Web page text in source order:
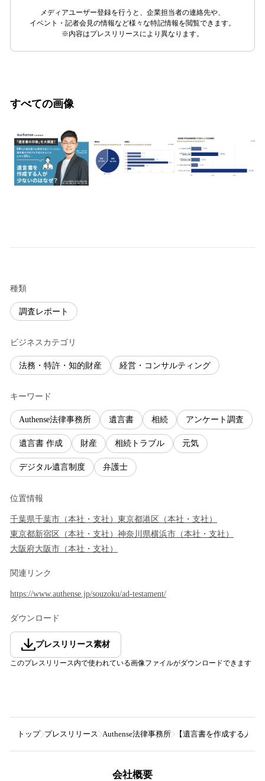
メディアユーザー登録を行うと、企業担当者の連絡先や、
イベント・記者会見の情報など様々な特記情報を閲覧できます。
※内容はプレスリリースにより異なります。
すべての画像
種類
調査レポート
ビジネスカテゴリ
法務・特許・知的財産 経営・コンサルティング
キーワード
Authense法律事務所 遺言書 相続 アンケート調査
遺言書 作成 財産 相続トラブル 元気
デジタル遺言制度 弁護士
位置情報
千葉県千葉市 （本社・支社 ） 東京都港区 （本社・支社 ）
東京都新宿区 （本社・支社 ） 神奈川県横浜市 （本社・支社 ）
大阪府大阪市 （本社・支社 ）
関連リンク
https://www.authense.jp/souzoku/ad-testament/
ダウンロード
プレスリリース素材
このプレスリリース内で使われている画像ファイルがダウンロードできます
トップ プレスリリース Authense法律事務所 【遺言書を作成する人
会社概要